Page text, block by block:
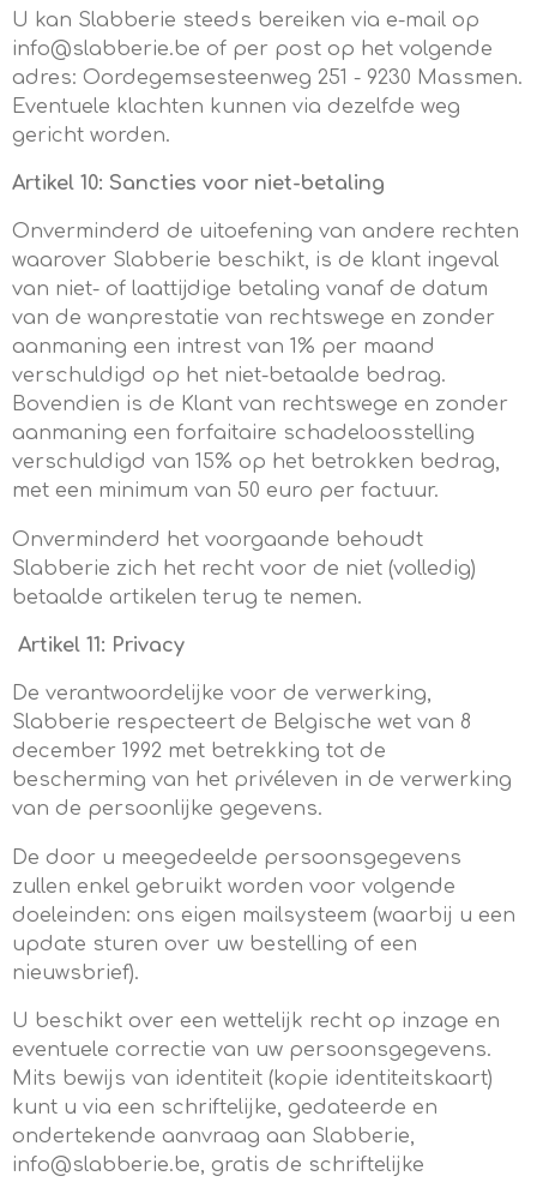
U kan Slabberie steeds bereiken via e-mail op
info@slabberie.be of per post op het volgende
adres: Oordegemsesteenweg 251 - 9230 Massmen.
Eventuele klachten kunnen via dezelfde weg
gericht worden.
Artikel 10: Sancties voor niet-betaling
Onverminderd de uitoefening van andere rechten
waarover Slabberie beschikt, is de klant ingeval
van niet- of laattijdige betaling vanaf de datum
van de wanprestatie van rechtswege en zonder
aanmaning een intrest van 1% per maand
verschuldigd op het niet-betaalde bedrag.
Bovendien is de Klant van rechtswege en zonder
aanmaning een forfaitaire schadeloosstelling
verschuldigd van 15% op het betrokken bedrag,
met een minimum van 50 euro per factuur.
Onverminderd het voorgaande behoudt
Slabberie zich het recht voor de niet (volledig)
betaalde artikelen terug te nemen.
Artikel 11: Privacy
De verantwoordelijke voor de verwerking,
Slabberie respecteert de Belgische wet van 8
december 1992 met betrekking tot de
bescherming van het privéleven in de verwerking
van de persoonlijke gegevens.
De door u meegedeelde persoonsgegevens
zullen enkel gebruikt worden voor volgende
doeleinden: ons eigen mailsysteem (waarbij u een
update sturen over uw bestelling of een
nieuwsbrief).
U beschikt over een wettelijk recht op inzage en
eventuele correctie van uw persoonsgegevens.
Mits bewijs van identiteit (kopie identiteitskaart)
kunt u via een schriftelijke, gedateerde en
ondertekende aanvraag aan Slabberie,
info@slabberie.be, gratis de schriftelijke